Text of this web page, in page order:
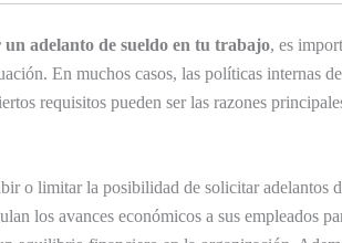
adelanto de sueldo en tu trabajo, es
En muchos casos, las políticas internas
requisitos pueden ser las razones
o limitar la posibilidad de solicitar adelantos
los avances económicos a sus empleados